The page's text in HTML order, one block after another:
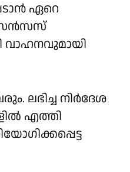
ഏറെ
വാഹനവുമായി
ലഭിച്ച നിർദേശ
എത്തി